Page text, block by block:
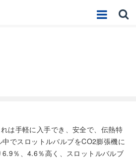
は手軽に入手でき、安全で、伝熱特
でスロットルバルブをCO2膨張機に
％、4.6％高く、スロットルバルブ